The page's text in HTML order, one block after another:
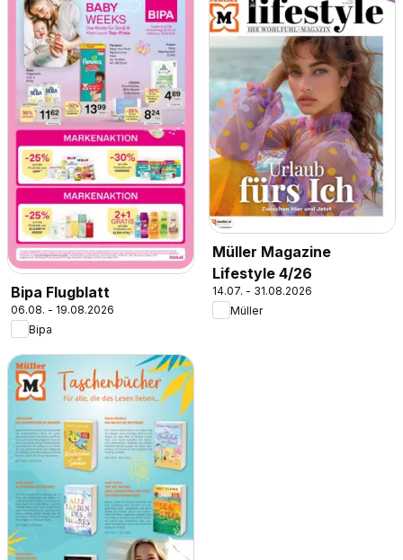
Bipa Flugblatt
06.08. - 19.08.2026
Bipa
Müller Magazine
Lifestyle 4/26
14.07. - 31.08.2026
Müller